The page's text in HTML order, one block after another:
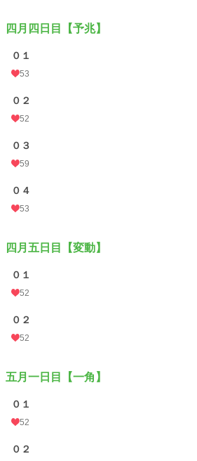
四月四日目【予兆】
０１
53
０２
52
０３
59
０４
53
四月五日目【変動】
０１
52
０２
52
五月一日目【一角】
０１
52
０２